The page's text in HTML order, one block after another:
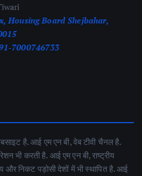
Housing Board Shejbahar,
7000746733
है. आई एम एन बी, वेब टीवी चैनल है.
भी करती है. आई एम एन बी, राष्ट्रीय
और निकट पड़ोसी देशों में भी स्थापित है. आई